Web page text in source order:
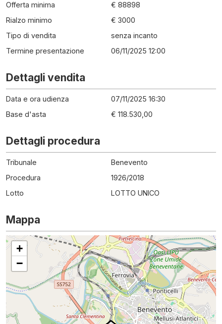
Offerta minima
€ 88898
Rialzo minimo
€ 3000
Tipo di vendita
senza incanto
Termine presentazione
06/11/2025 12:00
Dettagli vendita
Data e ora udienza
07/11/2025 16:30
Base d'asta
€ 118.530,00
Dettagli procedura
Tribunale
Benevento
Procedura
1926/2018
Lotto
LOTTO UNICO
Mappa
+
−